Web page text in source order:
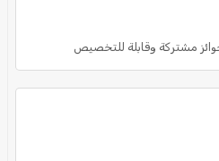
مشتركة وقابلة للتخصيص